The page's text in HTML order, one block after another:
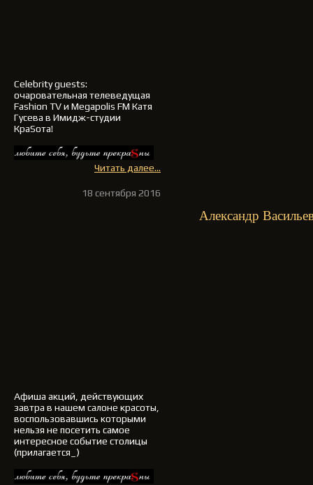
Celebrity guests:
очаровательная телеведущая
Fashion TV и Megapolis FM Катя
Гусева в Имидж-студии
КраSота!
Читать далее...
18 сентября 2016
Афиша акций, действующих
завтра в нашем салоне красоты,
воспользовавшись которыми
нельзя не посетить самое
интересное событие столицы
(прилагается_)
Александр